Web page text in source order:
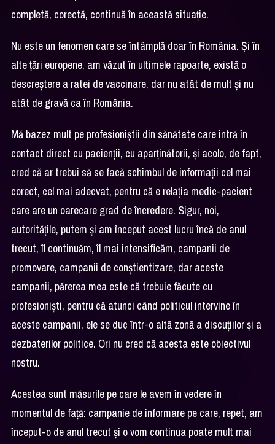
completă, corectă, continuă în această situație.
Nu este un fenomen care se întâmplă doar în România. Și în
alte țări europene, am văzut în ultimele rapoarte, există o
descreștere a ratei de vaccinare, dar nu atât de mult și nu
atât de gravă ca în România.
Mă bazez mult pe profesioniștii din sănătate care intră în
contact direct cu pacienții, cu aparținătorii, și acolo, de fapt,
cred că ar trebui să se facă schimbul de informații cel mai
corect, cel mai adecvat, pentru că e relația medic-pacient
care are un oarecare grad de încredere. Sigur, noi,
autoritățile, putem și am început acest lucru încă de anul
trecut, îl continuăm, îl mai intensificăm, campanii de
promovare, campanii de conștientizare, dar aceste
campanii, părerea mea este că trebuie făcute cu
profesioniști, pentru că atunci când politicul intervine în
aceste campanii, ele se duc într-o altă zonă a discuțiilor și a
dezbaterilor politice. Ori nu cred că acesta este obiectivul
nostru.
Acestea sunt măsurile pe care le avem în vedere în
momentul de față: campanie de informare pe care, repet, am
început-o de anul trecut și o vom continua poate mult mai